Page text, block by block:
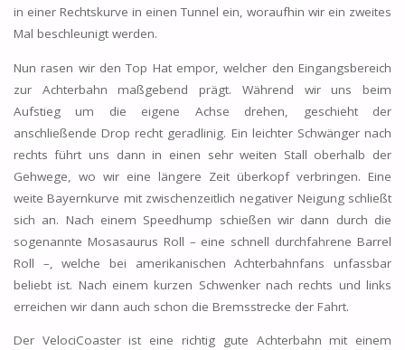
in einer Rechtskurve in einen Tunnel ein, woraufhin wir ein zweites
Mal beschleunigt werden.
Nun rasen wir den Top Hat empor, welcher den Eingangsbereich
zur Achterbahn maßgebend prägt. Während wir uns beim
Aufstieg um die eigene Achse drehen, geschieht der
anschließende Drop recht geradlinig. Ein leichter Schwänger nach
rechts führt uns dann in einen sehr weiten Stall oberhalb der
Gehwege, wo wir eine längere Zeit überkopf verbringen. Eine
weite Bayernkurve mit zwischenzeitlich negativer Neigung schließt
sich an. Nach einem Speedhump schießen wir dann durch die
sogenannte Mosasaurus Roll – eine schnell durchfahrene Barrel
Roll –, welche bei amerikanischen Achterbahnfans unfassbar
beliebt ist. Nach einem kurzen Schwenker nach rechts und links
erreichen wir dann auch schon die Bremsstrecke der Fahrt.
Der VelociCoaster ist eine richtig gute Achterbahn mit einem